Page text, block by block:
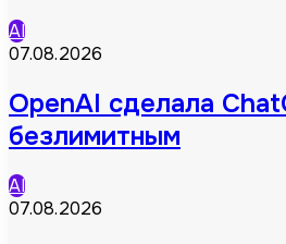
AI
07.08.2026
OpenAI сделала
безлимитным
AI
07.08.2026